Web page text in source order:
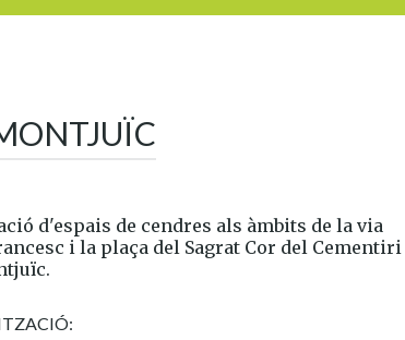
d'espais de cendres als àmbits de la via
i la plaça del Sagrat Cor del Cementiri